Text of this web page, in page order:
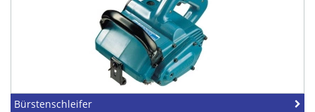
Bürstenschleifer